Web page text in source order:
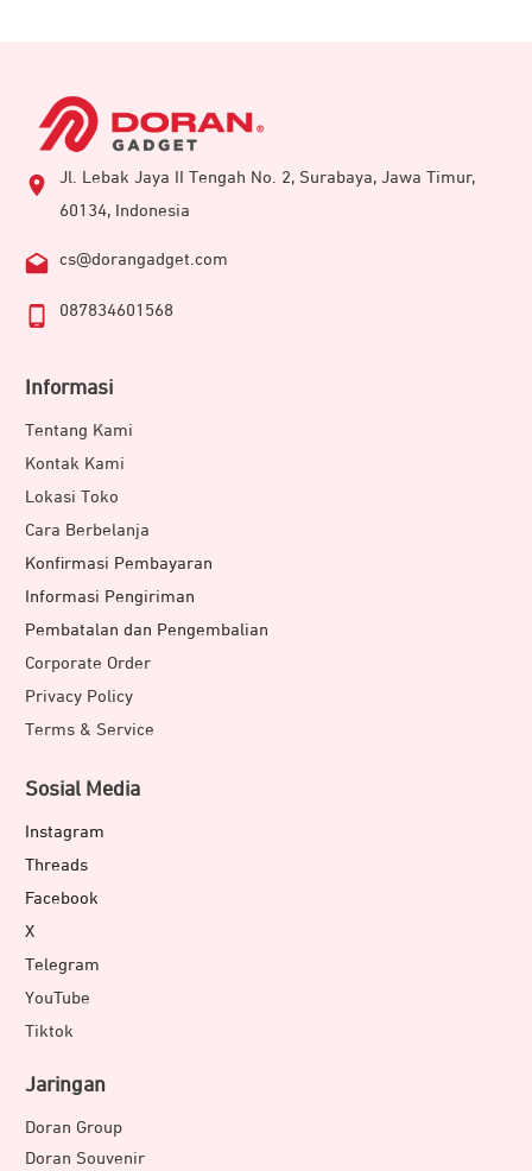
Jl. Lebak Jaya II Tengah No. 2, Surabaya, Jawa Timur,
60134, Indonesia
cs@dorangadget.com
087834601568
Informasi
Tentang Kami
Kontak Kami
Lokasi Toko
Cara Berbelanja
Konfirmasi Pembayaran
Informasi Pengiriman
Pembatalan dan Pengembalian
Corporate Order
Privacy Policy
Terms & Service
Sosial Media
Instagram
Threads
Facebook
X
Telegram
YouTube
Tiktok
Jaringan
Doran Group
Doran Souvenir